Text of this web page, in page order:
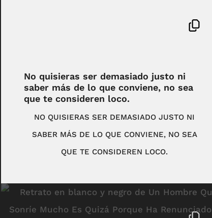
No quisieras ser demasiado justo ni
saber más de lo que conviene, no sea
que te consideren loco.
NO QUISIERAS SER DEMASIADO JUSTO NI
SABER MÁS DE LO QUE CONVIENE, NO SEA
QUE TE CONSIDEREN LOCO.